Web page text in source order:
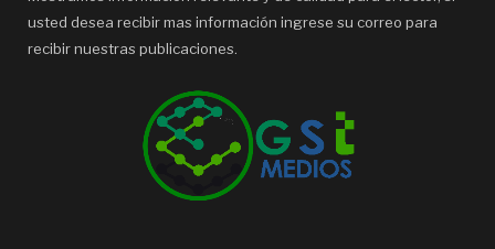
usted desea recibir mas información ingrese su correo para
recibir nuestras publicaciones.